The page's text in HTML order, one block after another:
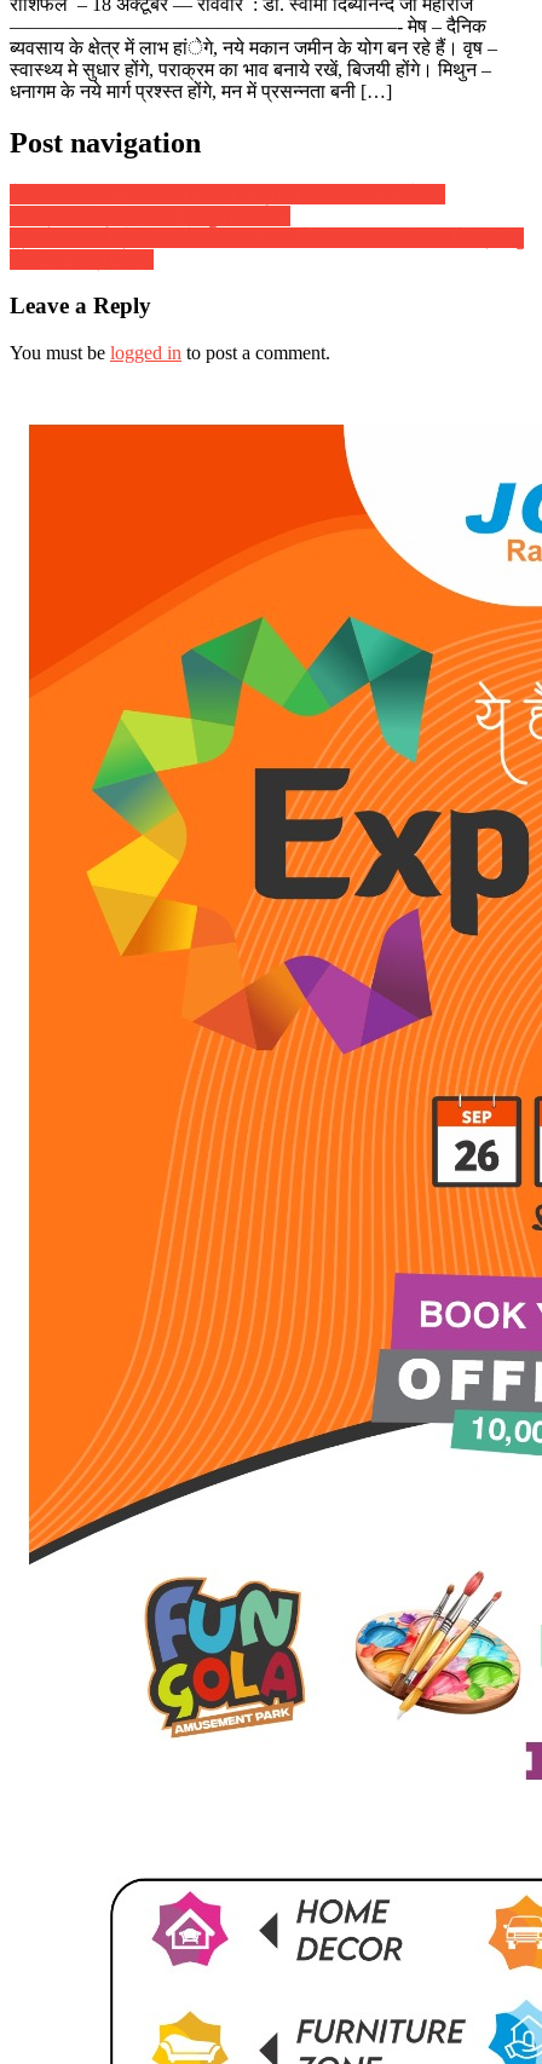
राशिफल – 18 अक्टूबर — रविवार : डा. स्वामी दिब्यानन्द जी महाराज
————————————————————- मेष – दैनिक
ब्यवसाय के क्षेत्र में लाभ हांेगे, नये मकान जमीन के योग बन रहे हैं। वृष –
स्वास्थ्य मे सुधार होंगे, पराक्रम का भाव बनाये रखें, बिजयी होंगे। मिथुन –
धनागम के नये मार्ग प्रश्स्त होंगे, मन में प्रसन्नता बनी […]
Post navigation
Leave a Reply
You must be logged in to post a comment.